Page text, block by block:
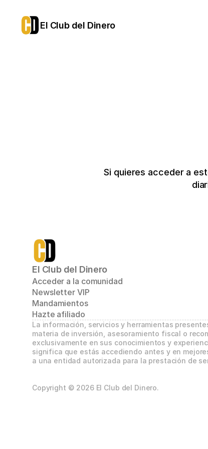
El Club del Dinero
Si quieres acceder a
El Club del Dinero
Acceder a la comunidad
Newsletter VIP
Mandamientos
Hazte afiliado
La información, servicios y herramientas
materia de inversión, asesoramiento fiscal o
exclusivamente en sus conocimientos y
significa que estás accediendo antes y en
a una entidad autorizada para la prestación de
Copyright © 2026 El Club del Dinero.